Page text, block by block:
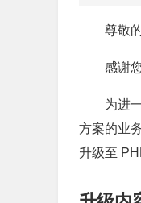
尊敬
感谢
为进
方案的业
升级至